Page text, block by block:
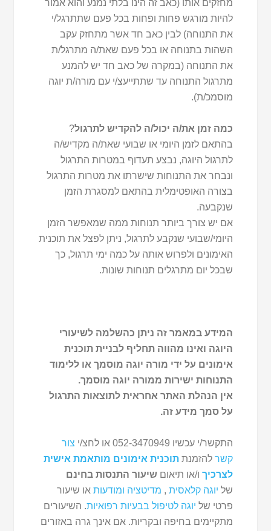
מחזקים אותו (כאב זה הינו בלתי נמנע והוא אמור
להיות מורגש פחות ופחות בכל פעם שתתרגל/י
את התנוחה) לבין כאב חד אשר מתחזק עקב
השהות בתנוחה או בכל פעם שאת/ה מתרגל/ת
את התנוחה (במקרה של כאב חד יש להמנע
מתרגול התנוחה עד שתתייעצ/י עם מורה/ת יוגה
מוסמכ/ת).
כמה זמן את/ה יכול/ה להקדיש לתרגול?
בהתאם לזמן היומי או שבועי שאת/ה מקדיש/ה
לתרגול היוגה, נבצע תעדוף במטרות התרגול
ונבחר את התנוחות שישרתו את מטרות התרגול
בצורה האופטימלית בהתאם למסגרת הזמן
שנקבעה.
אם יש צורך ביותר תנוחות ממה שמאפשר הזמן
היומי/שבועי שנקבע לתרגול, ניתן לפצל את תוכנית
האימונים ולפרוש אותה על כמה ימי תרגול, כך
שבכל יום מתרגלים תנוחות שונות.
המידע במאמר זה ניתן כהשלמה לשיעורי
היוגה ואינו מהווה תחליף לבניית תוכנית
אימונים על ידי מורה יוגה מוסמך או ללימוד
התנוחות ישירות ממורה יוגה מוסמך.
אין הנהלת האתר אחראית לתוצאות התרגול
על סמך מידע זה.
התקשר/י עכשיו 052-3470949 או לחצ/י
צור
קשרלהזמנתתוכנית אימונים מותאמת אישית
לצרכיך ו/או תיאוםשיעור התנסות בחינם
של יוגה קלאסית , מדיטציה ומודעות או שיעור
פרטי של יוגה לטיפול בבעיות רפואיות. השיעורים
מתקיימים בחיפה ובקריות. אם אינך גרה באזורים